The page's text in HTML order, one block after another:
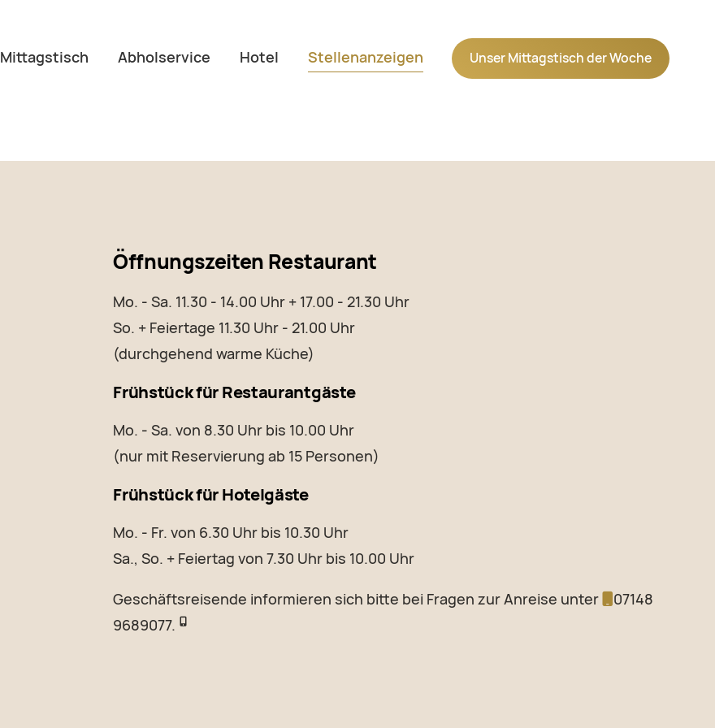
Mittagstisch Abholservice Hotel Stellenanzeigen Navigation wiederholen
Unser Mittagstisch der Woche
Öffnungszeiten Restaurant
Mo. - Sa. 11.30 - 14.00 Uhr + 17.00 - 21.30 Uhr
So. + Feiertage 11.30 Uhr - 21.00 Uhr
(durchgehend warme Küche)
Frühstück für Restaurantgäste
Mo. - Sa. von 8.30 Uhr bis 10.00 Uhr
(nur mit Reservierung ab 15 Personen)
Frühstück für Hotelgäste
Mo. - Fr. von 6.30 Uhr bis 10.30 Uhr
Sa., So. + Feiertag von 7.30 Uhr bis 10.00 Uhr
Geschäftsreisende informieren sich bitte bei Fragen zur Anreise unter
07148
9689077.